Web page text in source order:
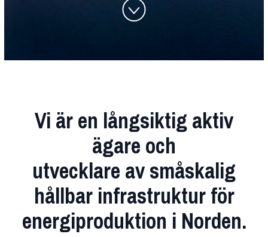
Vi är en långsiktig aktiv
ägare och
utvecklare av småskalig
hållbar infrastruktur för
energiproduktion i Norden.